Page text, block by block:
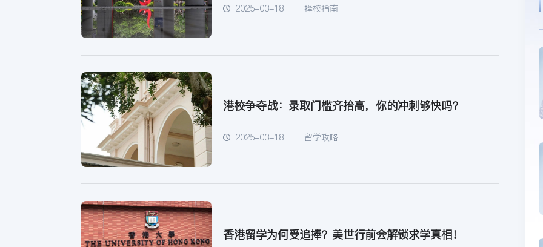
2025-03-18 择校指南
港校争夺战：录取门槛齐抬高，你的冲刺够快吗？
2025-03-18 留学攻略
香港留学为何受追捧？美世行前会解锁求学真相！